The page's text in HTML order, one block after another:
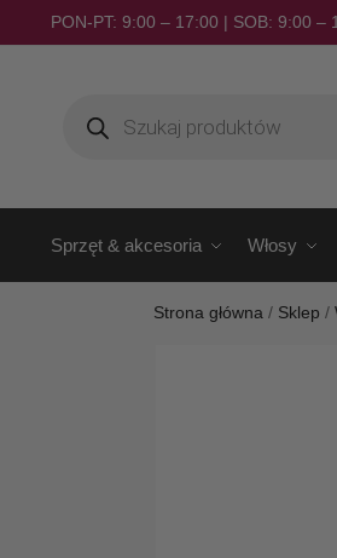
PON-PT: 9:00 – 17:00 | SOB: 9:00 –
Sprzęt & akcesoria Włosy
Strona główna / Sklep /